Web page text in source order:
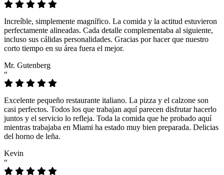
Increíble, simplemente magnífico. La comida y la actitud estuvieron
perfectamente alineadas. Cada detalle complementaba al siguiente,
incluso sus cálidas personalidades. Gracias por hacer que nuestro
corto tiempo en su área fuera el mejor.
Mr. Gutenberg
“
Excelente pequeño restaurante italiano. La pizza y el calzone son
casi perfectos. Todos los que trabajan aquí parecen disfrutar hacerlo
juntos y el servicio lo refleja. Toda la comida que he probado aquí
mientras trabajaba en Miami ha estado muy bien preparada. Delicias
del horno de leña.
Kevin
“